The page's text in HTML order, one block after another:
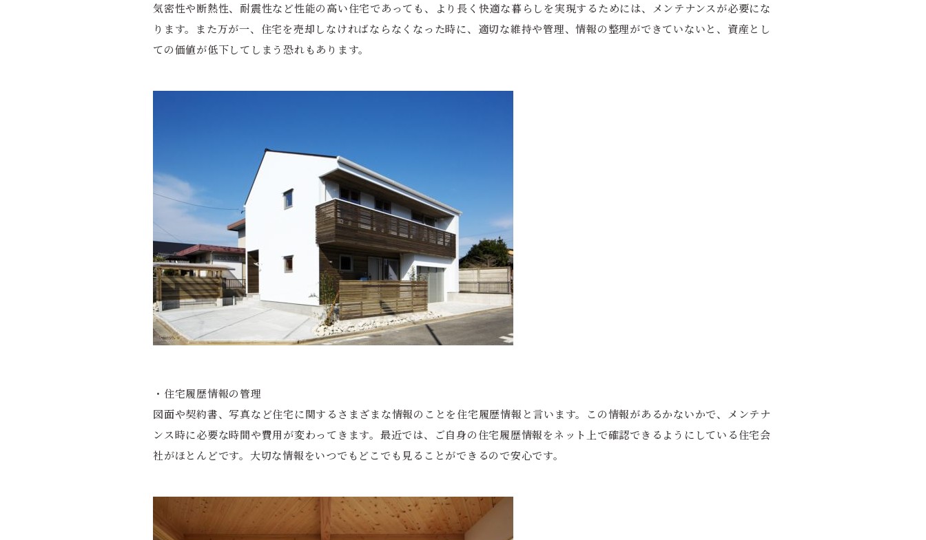
気密性や断熱性、耐震性など性能の高い住宅であっても、より長く快適な暮らしを実現するためには、メンテナンスが必要にな
ります。また万が一、住宅を売却しなければならなくなった時に、適切な維持や管理、情報の整理ができていないと、資産とし
ての価値が低下してしまう恐れもあります。
・住宅履歴情報の管理
図面や契約書、写真など住宅に関するさまざまな情報のことを住宅履歴情報と言います。この情報があるかないかで、メンテナ
ンス時に必要な時間や費用が変わってきます。最近では、ご自身の住宅履歴情報をネット上で確認できるようにしている住宅会
社がほとんどです。大切な情報をいつでもどこでも見ることができるので安心です。